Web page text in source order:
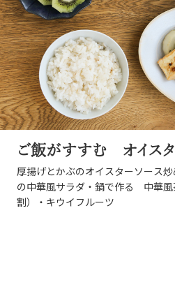
ご飯がすすむ オイス
厚揚げとかぶのオイスターソース
の中華風サラダ・鍋で作る 中華風
割）・キウイフルーツ